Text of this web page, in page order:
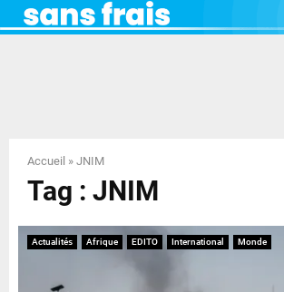
Y
N
U
Accueil » JNIM
Tag : JNIM
Actualités Afrique EDITO International Monde